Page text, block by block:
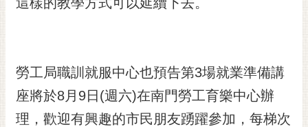
通
置
勞工局職訓就服中心也預告第3場就業準備講
座將於8月9日(週六)在南門勞工育樂中心辦
理，歡迎有興趣的市民朋友踴躍參加，每梯次